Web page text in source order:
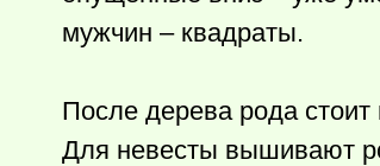
мужчин – квадраты.
После дерева рода
Для невесты вышивают